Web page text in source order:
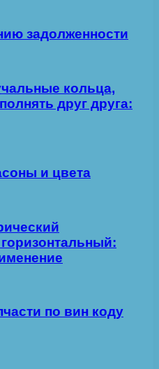
задолженности
кольца,
друг друга:
и цвета
по вин коду